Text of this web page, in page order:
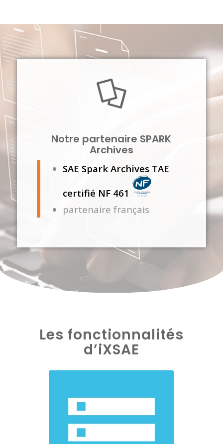
Notre partenaire SPARK
Archives
SAE Spark Archives TAE
certifié NF 461
partenaire français
Les fonctionnalités
d’iXSAE